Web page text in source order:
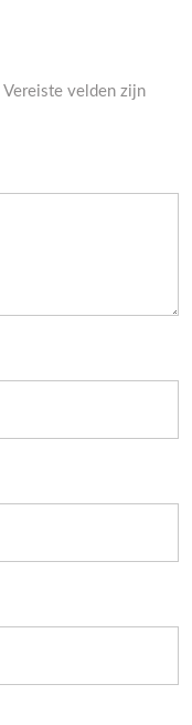
Vereiste velden zijn